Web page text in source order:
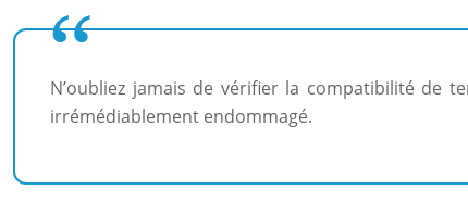
N’oubliez jamais de vérifier la compatibilité de
irrémédiablement endommagé.